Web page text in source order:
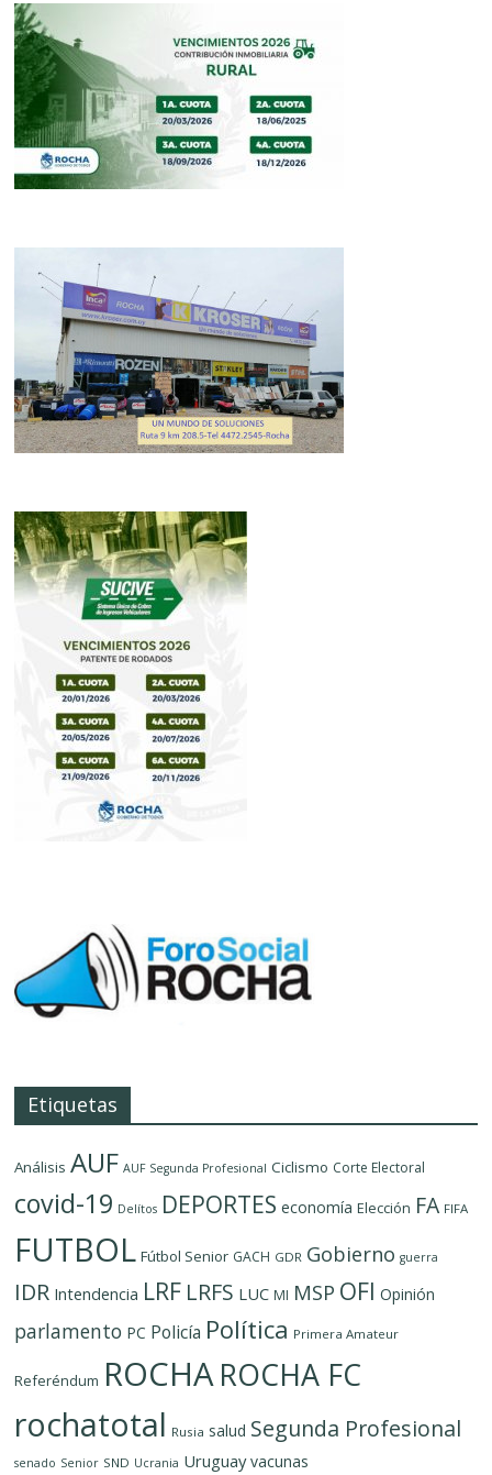
Etiquetas
Análisis AUF AUF Segunda Profesional Ciclismo Corte Electoral
covid-19 Delítos DEPORTES economía Elección FA FIFA
FUTBOL Fútbol Senior GACH GDR Gobierno guerra
IDR Intendencia LRF LRFS LUC MI MSP OFI Opinión
parlamento PC Policía Política Primera Amateur
Referéndum ROCHAROCHA FC
rochatotal Rusia salud Segunda Profesional
senado Senior SND Ucrania Uruguay vacunas